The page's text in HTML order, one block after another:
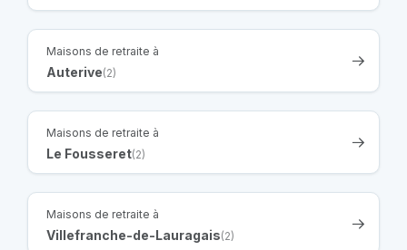
Maisons de retraite à
Auterive(2)
Maisons de retraite à
Le Fousseret(2)
Maisons de retraite à
Villefranche-de-Lauragais(2)